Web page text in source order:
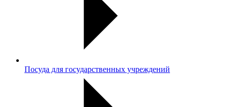
Посуда для государственных учреждений